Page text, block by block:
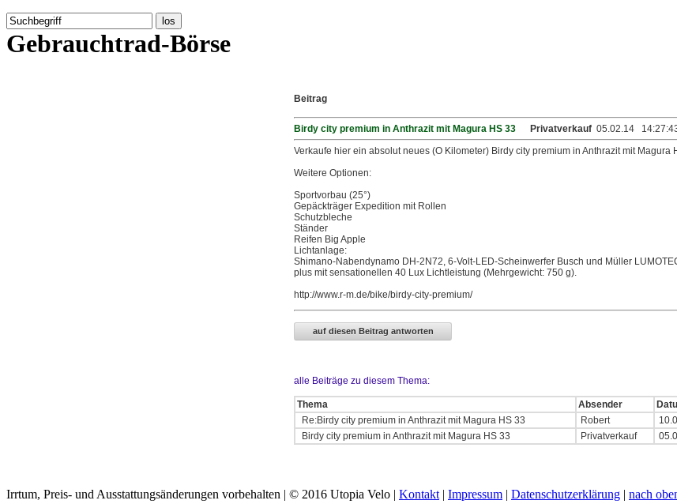
Gebrauchtrad-Börse
Beitrag
Birdy city premium in Anthrazit mit Magura HS 33 Privatverkauf 05.02.14
Verkaufe hier ein absolut neues (O Kilometer) Birdy city premium in Anthrazit mit Magura
Weitere Optionen:
Sportvorbau (25°)
Gepäckträger Expedition mit Rollen
Schutzbleche
Ständer
Reifen Big Apple
Lichtanlage:
Shimano-Nabendynamo DH-2N72, 6-Volt-LED-Scheinwerfer Busch und Müller
plus mit sensationellen 40 Lux Lichtleistung (Mehrgewicht: 750 g).
http://www.r-m.de/bike/birdy-city-premium/
alle Beiträge zu diesem Thema:
Thema Absender
Re:Birdy city premium in Anthrazit mit Magura HS 33
Robert
Birdy city premium in Anthrazit mit Magura HS 33
Privatverkauf
Irrtum, Preis- und Ausstattungsänderungen vorbehalten | © 2016 Utopia Velo | Kontakt | Impressum | Datenschutzerklärung | nach